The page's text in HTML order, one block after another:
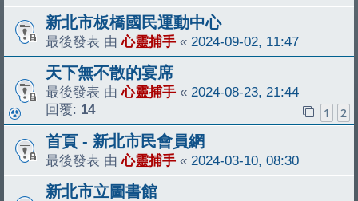
新北市板橋國民運動中心
最後發表 由心靈捕手 « 2024-09-02, 11:47
天下無不散的宴席
最後發表 由心靈捕手 « 2024-08-23, 21:44
回覆: 14 1 2
首頁 - 新北市民會員網
最後發表 由心靈捕手 « 2024-03-10, 08:30
新北市立圖書館